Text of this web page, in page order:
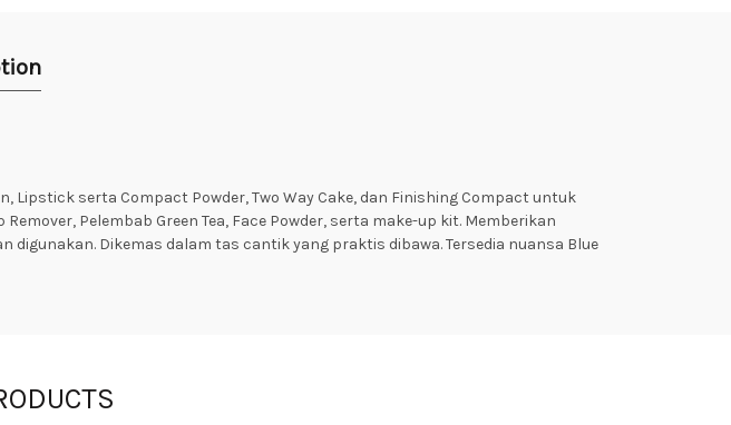
Lipstick serta Compact Powder, Two Way Cake, dan Finishing Compact untuk
Pelembab Green Tea, Face Powder, serta make-up kit. Memberikan
Dikemas dalam tas cantik yang praktis dibawa. Tersedia nuansa Blue